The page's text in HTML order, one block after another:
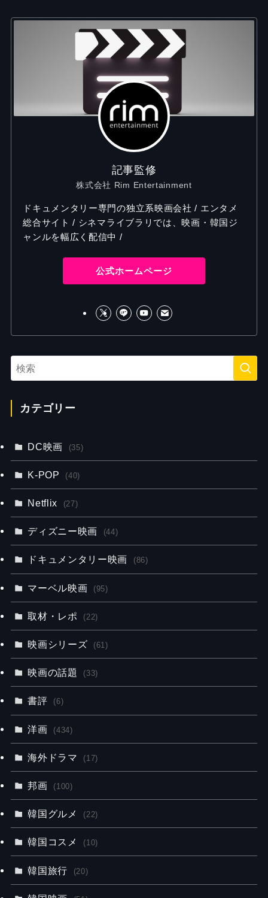
記事監修
株式会社 Rim Entertainment
ドキュメンタリー専門の独立系映画会社 / エンタメ
総合サイト / シネマライブラリでは、映画・韓国ジ
ャンルを幅広く配信中 /
公式ホームページ
カテゴリー
DC映画 (35)
K-POP (40)
Netflix (27)
ディズニー映画 (44)
ドキュメンタリー映画 (86)
マーベル映画 (95)
取材・レポ (22)
映画シリーズ (61)
映画の話題 (33)
書評 (6)
洋画 (434)
海外ドラマ (17)
邦画 (100)
韓国グルメ (22)
韓国コスメ (10)
韓国旅行 (20)